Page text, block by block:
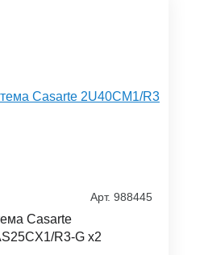
Арт. 988445
Casarte
R3-G x2